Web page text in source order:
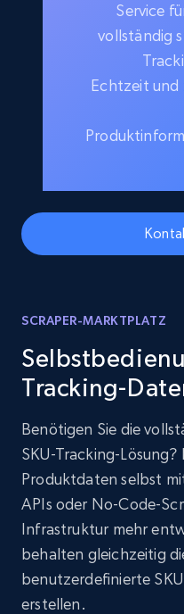
Service
vollständig
Echtzeit und
SCRAPER-MARKTPLATZ
Tracking-
Benötigen Sie die
SKU-Tracking-Lösung?
Produktdaten selbst
APIs oder No-Code-
Infrastruktur mehr
behalten gleichzeitig
benutzerdefinierte
erstellen.